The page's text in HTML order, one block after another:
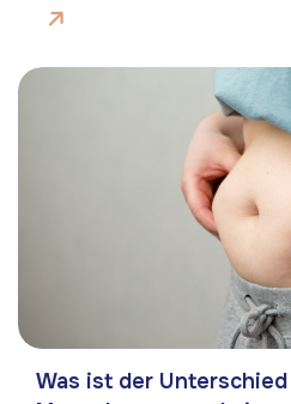
Was ist der